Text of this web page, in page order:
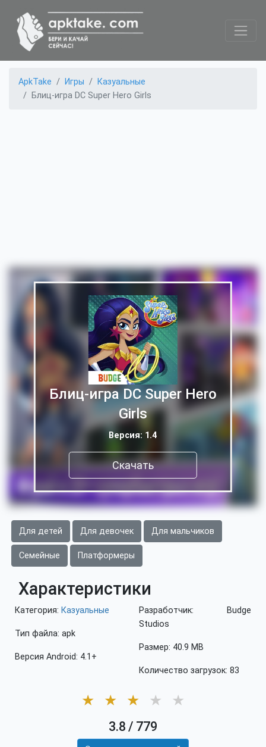
ApkTake Игры
Казуальные
Блиц-игра DC Super Hero Girls
Блиц-игра DC Super Hero
Girls
Версия: 1.4
Скачать
Для детей Для девочек Для мальчиков
Семейные Платформеры
Характеристики
Категория: Казуальные
Тип файла: apk
Версия Android: 4.1+
Разработчик: Budge
Studios
Размер: 40.9 MB
Количество загрузок: 83
★ ★ ★ ★ ★
3.8 / 779